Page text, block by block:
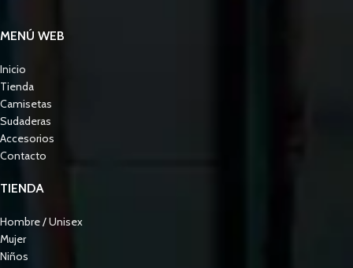
MENÚ WEB
Inicio
Tienda
Camisetas
Sudaderas
Accesorios
Contacto
TIENDA
Hombre / Unisex
Mujer
Niños